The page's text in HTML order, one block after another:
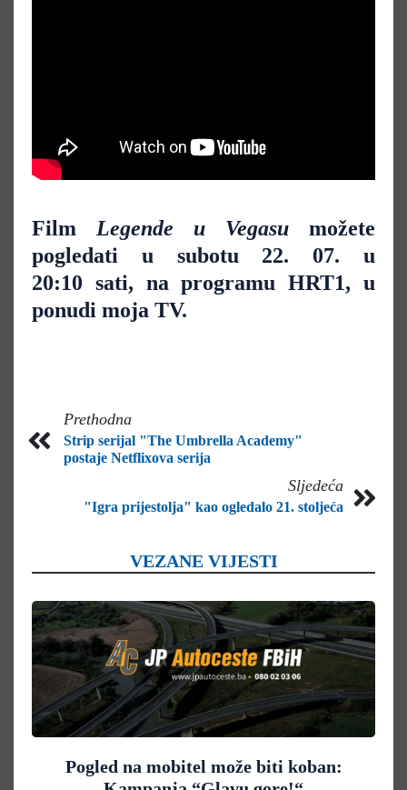
Film Legende u Vegasu možete
pogledati u subotu 22. 07. u
20:10 sati, na programu HRT1,u
ponudi moja TV.
Prethodna
Strip serijal "The Umbrella Academy"
postaje Netflixova serija
Sljedeća
"Igra prijestolja" kao ogledalo 21. stoljeća
VEZANE VIJESTI
Pogled na mobitel može biti koban: